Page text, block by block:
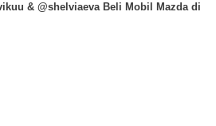
& @shelviaeva Beli Mobil Mazda di